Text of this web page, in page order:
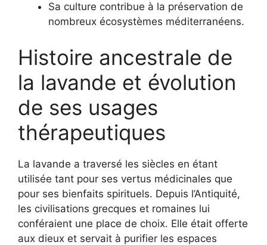
Sa culture contribue à la préservation de
nombreux écosystèmes méditerranéens.
Histoire ancestrale de
la lavande et évolution
de ses usages
thérapeutiques
La lavande a traversé les siècles en étant
utilisée tant pour ses vertus médicinales que
pour ses bienfaits spirituels. Depuis l’Antiquité,
les civilisations grecques et romaines lui
conféraient une place de choix. Elle était offerte
aux dieux et servait à purifier les espaces